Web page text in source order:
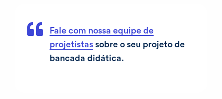
Fale com nossa equipe de
projetistas sobre o seu projeto de
bancada didática.